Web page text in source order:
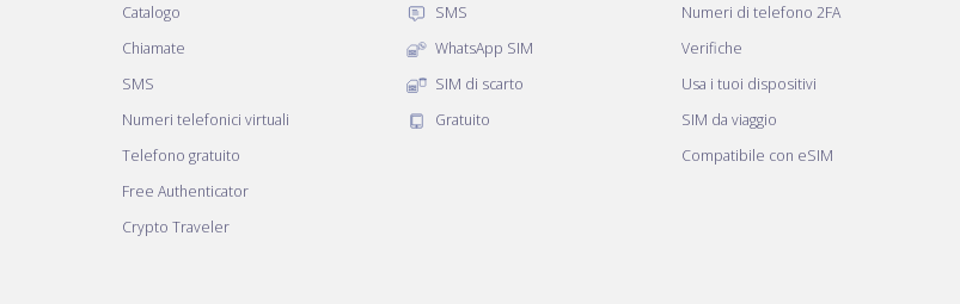
Catalogo
Chiamate
SMS
Numeri telefonici virtuali
Telefono gratuito
Free Authenticator
Crypto Traveler
SMS
WhatsApp SIM
SIM di scarto
Gratuito
Numeri di telefono 2FA
Verifiche
Usa i tuoi dispositivi
SIM da viaggio
Compatibile con eSIM